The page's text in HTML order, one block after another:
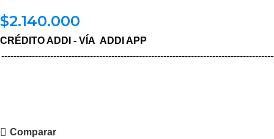
$2.140.000
CRÉDITO ADDI - VÍA ADDI APP
Comparar